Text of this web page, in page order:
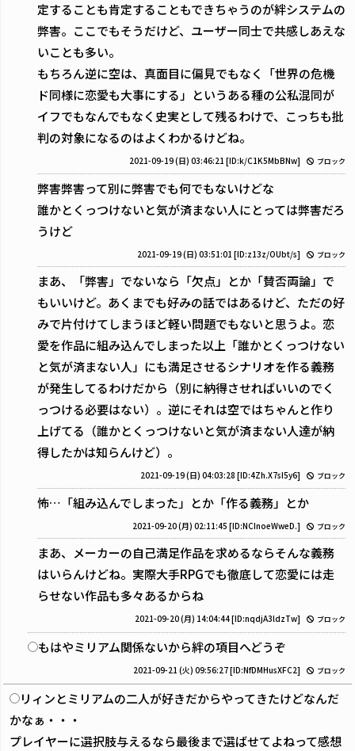
定することも肯定することもできちゃうのが絆システムの
弊害。ここでもそうだけど、ユーザー同士で共感しあえな
いことも多い。
もちろん逆に空は、真面目に偏見でもなく「世界の危機
ド同様に恋愛も大事にする」というある種の公私混同が
イフでもなんでもなく史実として残るわけで、こっちも批
判の対象になるのはよくわかるけどね。
2021-09-19 (日) 03:46:21 [ID:k/C1K5MbBNw] ブロック
弊害弊害って別に弊害でも何でもないけどな
誰かとくっつけないと気が済まない人にとっては弊害だろ
うけど
2021-09-19 (日) 03:51:01 [ID:z13z/OUbt/s] ブロック
まあ、「弊害」でないなら「欠点」とか「賛否両論」で
もいいけど。あくまでも好みの話ではあるけど、ただの好
みで片付けてしまうほど軽い問題でもないと思うよ。恋
愛を作品に組み込んでしまった以上「誰かとくっつけない
と気が済まない人」にも満足させるシナリオを作る義務
が発生してるわけだから（別に納得させればいいのでく
っつける必要はない）。逆にそれは空ではちゃんと作り
上げてる（誰かとくっつけないと気が済まない人達が納
得したかは知らんけど）。
2021-09-19 (日) 04:03:28 [ID:4Zh.X7sI5y6] ブロック
怖…「組み込んでしまった」とか「作る義務」とか
2021-09-20 (月) 02:11:45 [ID:NCInoeWweD.] ブロック
まあ、メーカーの自己満足作品を求めるならそんな義務
はいらんけどね。実際大手RPGでも徹底して恋愛には走
らせない作品も多々あるからね
2021-09-20 (月) 14:04:44[ID:nqdjA3ldzTw] ブロック
もはやミリアム関係ないから絆の項目へどうぞ
2021-09-21 (火) 09:56:27[ID:NfDMHusXFC2] ブロック
リィンとミリアムの二人が好きだからやってきたけどなんだ
かなぁ・・・
プレイヤーに選択肢与えるなら最後まで選ばせてよねって感想